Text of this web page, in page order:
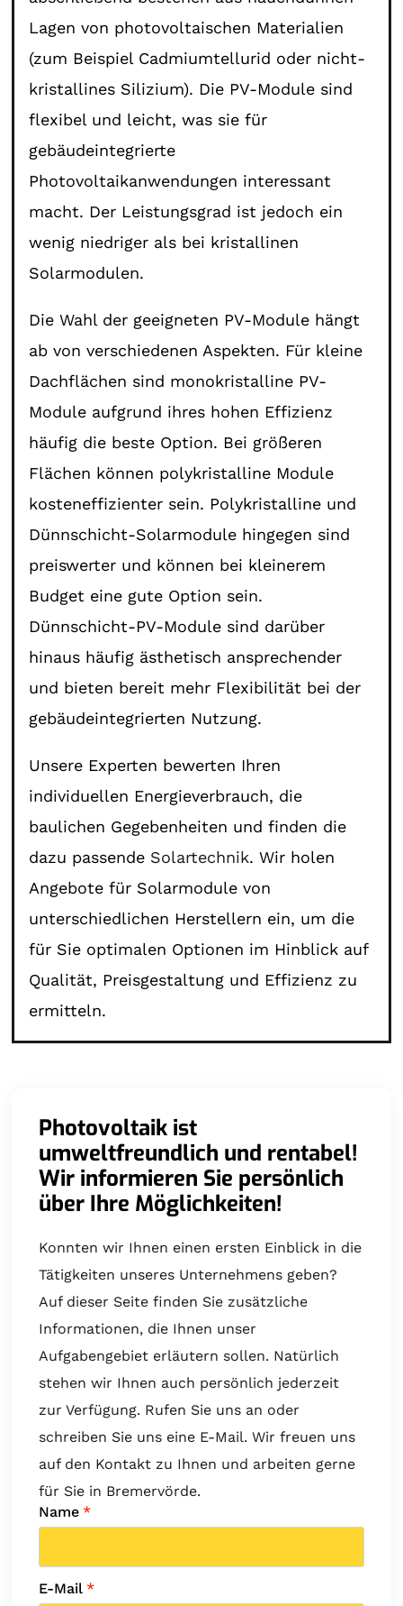
Lagen von photovoltaischen Materialien
(zum Beispiel Cadmiumtellurid oder nicht-
kristallines Silizium). Die PV-Module sind
flexibel und leicht, was sie für
gebäudeintegrierte
Photovoltaikanwendungen interessant
macht. Der Leistungsgrad ist jedoch ein
wenig niedriger als bei kristallinen
Solarmodulen.
Die Wahl der geeigneten PV-Module hängt
ab von verschiedenen Aspekten. Für kleine
Dachflächen sind monokristalline PV-
Module aufgrund ihres hohen Effizienz
häufig die beste Option. Bei größeren
Flächen können polykristalline Module
kosteneffizienter sein. Polykristalline und
Dünnschicht-Solarmodule hingegen sind
preiswerter und können bei kleinerem
Budget eine gute Option sein.
Dünnschicht-PV-Module sind darüber
hinaus häufig ästhetisch ansprechender
und bieten bereit mehr Flexibilität bei der
gebäudeintegrierten Nutzung.
Unsere Experten bewerten Ihren
individuellen Energieverbrauch, die
baulichen Gegebenheiten und finden die
dazu passende Solartechnik. Wir holen
Angebote für Solarmodule von
unterschiedlichen Herstellern ein, um die
für Sie optimalen Optionen im Hinblick auf
Qualität, Preisgestaltung und Effizienz zu
ermitteln.
Photovoltaik ist
umweltfreundlich und rentabel!
Wir informieren Sie persönlich
über Ihre Möglichkeiten!
Konnten wir Ihnen einen ersten Einblick in die
Tätigkeiten unseres Unternehmens geben?
Auf dieser Seite finden Sie zusätzliche
Informationen, die Ihnen unser
Aufgabengebiet erläutern sollen. Natürlich
stehen wir Ihnen auch persönlich jederzeit
zur Verfügung. Rufen Sie uns an oder
schreiben Sie uns eine E-Mail. Wir freuen uns
auf den Kontakt zu Ihnen und arbeiten gerne
für Sie in Bremervörde.
Name *
E-Mail *